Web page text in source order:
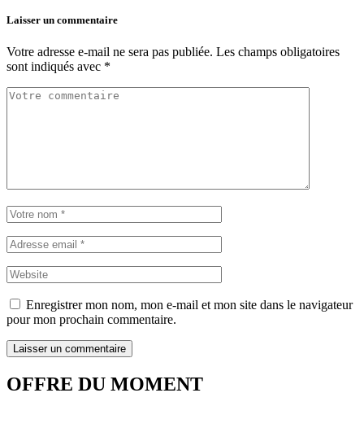
Laisser un commentaire
Votre adresse e-mail ne sera pas publiée. Les champs obligatoires
sont indiqués avec *
Enregistrer mon nom, mon e-mail et mon site dans le navigateur
pour mon prochain commentaire.
OFFRE DU MOMENT